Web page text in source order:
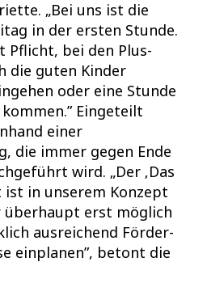
„Bei uns ist die
in der ersten Stunde.
Pflicht, bei den Plus-
die guten Kinder
oder eine Stunde
Eingeteilt
einer
die immer gegen Ende
wird. „Der ‚Das
ist in unserem Konzept
überhaupt erst möglich
ausreichend Förder-
einplanen”, betont die